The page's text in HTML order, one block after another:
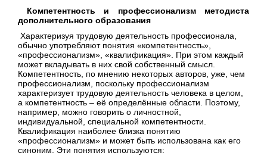
Компетентность и профессионализм методиста
дополнительного образования
Характеризуя трудовую деятельность профессионала,
обычно употребляют понятия «компетентность»,
«профессионализм», «квалификация». При этом каждый
может вкладывать в них свой собственный смысл.
Компетентность, по мнению некоторых авторов, уже, чем
профессионализм, поскольку профессионализм
характеризует трудовую деятельность человека в целом,
а компетентность – её определённые области. Поэтому,
например, можно говорить о личностной,
индивидуальной, специальной компетентности.
Квалификация наиболее близка понятию
«профессионализм» и может быть использована как его
синоним. Эти понятия используются: